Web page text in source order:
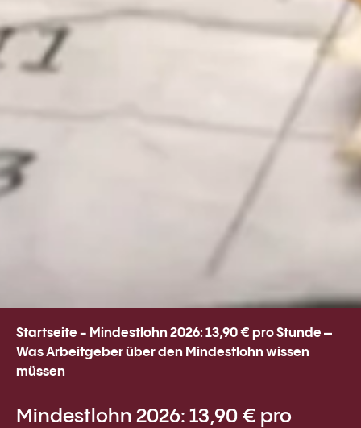
Startseite - Mindestlohn 2026: 13,90 € pro Stunde –
Was Arbeitgeber über den Mindestlohn wissen
müssen
Mindestlohn 2026: 13,90 € pro